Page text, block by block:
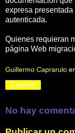
expresa
autenticada.
Quienes requieran
página Web
Guillermo Caprarulo
Compartir
No hay